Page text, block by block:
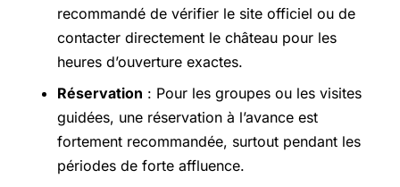
recommandé de vérifier le site officiel ou de
contacter directement le château pour les
heures d’ouverture exactes.
Réservation : Pour les groupes ou les visites
guidées, une réservation à l’avance est
fortement recommandée, surtout pendant les
périodes de forte affluence.